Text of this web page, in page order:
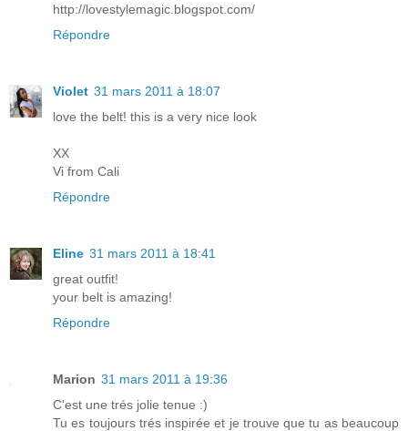
http://lovestylemagic.blogspot.com/
Répondre
Violet 31 mars 2011 à 18:07
love the belt! this is a very nice look
XX
Vi from Cali
Répondre
Eline 31 mars 2011 à 18:41
great outfit!
your belt is amazing!
Répondre
Marion 31 mars 2011 à 19:36
C'est une trés jolie tenue :)
Tu es toujours trés inspirée et je trouve que tu as beaucoup